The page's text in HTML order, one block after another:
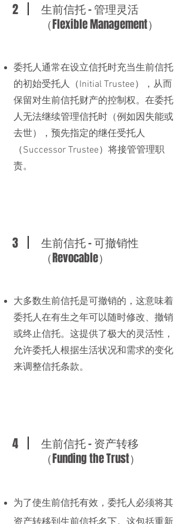
2
生前信托 - 管理灵活
（Flexible Management）
委托人通常在设立信托时充当生前信托
的初始受托人（Initial Trustee），从而
保留对生前信托财产的控制权。在委托
人无法继续管理信托时（例如因失能或
去世），预先指定的继任受托人
（Successor Trustee）将接管管理职
责。
3
生前信托 - 可撤销性
（Revocable）
大多数生前信托是可撤销的，这意味着
委托人在有生之年可以随时修改、撤销
或终止信托。这提供了极大的灵活性，
允许委托人根据生活状况和需求的变化
来调整信托条款。
4
生前信托 - 资产转移
（Funding the Trust）
为了使生前信托有效，委托人必须将其